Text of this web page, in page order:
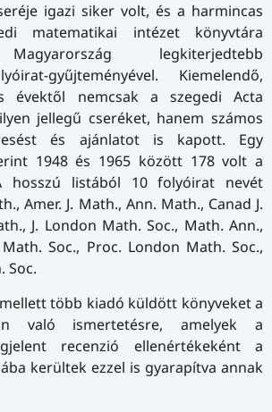
igazi siker volt, és a harmincas
matematikai intézet könyvtára
legkiterjedtebb
gyűjteményével. Kiemelendő,
évektől nemcsak a szegedi Acta
jellegű cseréket, hanem számos
és ajánlatot is kapott. Egy
1948 és 1965 között 178 volt a
hosszú listából 10 folyóirat nevét
Amer. J. Math., Ann. Math., Canad J.
J. London Math. Soc., Math. Ann.,
Soc., Proc. London Math. Soc.,
Soc.
több kiadó küldött könyveket a
való ismertetésre, amelyek a
recenzió ellenértékeként a
kerültek ezzel is gyarapítva annak